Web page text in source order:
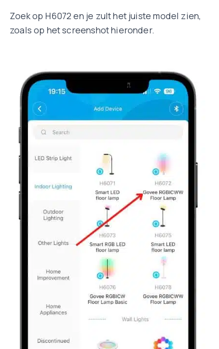
Zoek op H6072 en je zult het juiste model zien,
zoals op het screenshot hieronder.